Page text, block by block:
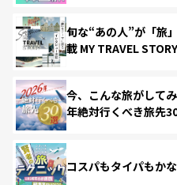
旬な“あの人”が「旅
載 MY TRAVEL STORY
今、こんな旅がして
年絶対行くべき旅先
コスパもタイパもか